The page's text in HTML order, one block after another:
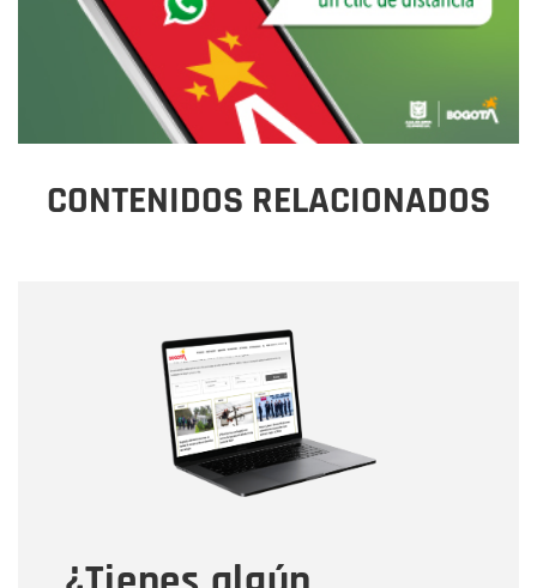
CONTENIDOS RELACIONADOS
Correo electrónico
Tipo de comentario
Mensaje